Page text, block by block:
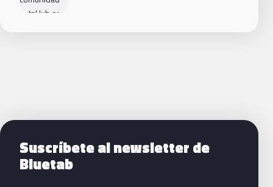
Siguientes pasos con Bluetab
Suscríbete al newsletter de
Bluetab